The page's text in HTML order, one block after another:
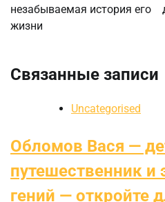
незабываемая история его
жизни
Связанные записи
Uncategorised
Обломов Вася —
путешественник и
гений — откройте